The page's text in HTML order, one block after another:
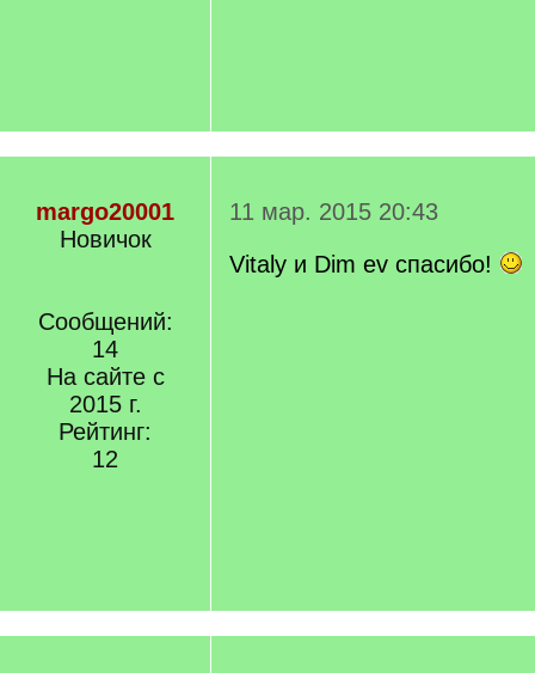
margo20001
Новичок
Сообщений:
14
На сайте с
2015 г.
Рейтинг:
12
11 мар. 2015 20:43
Vitaly и Dim ev спасибо!